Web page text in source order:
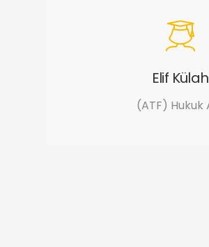
Elif Külah
(ATF) Hukuk